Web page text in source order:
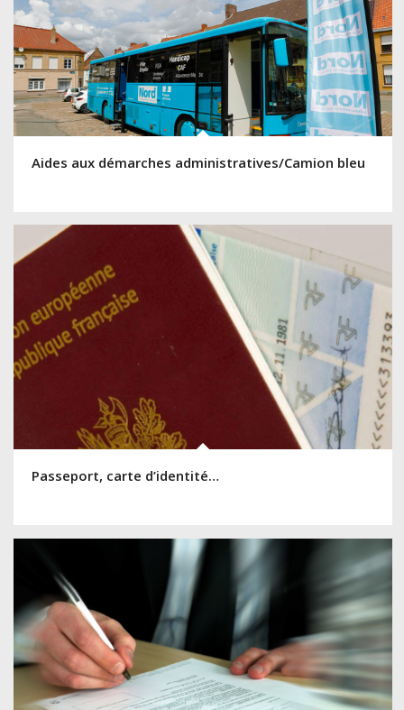
Aides aux démarches administratives/Camion bleu
Passeport, carte d’identité…